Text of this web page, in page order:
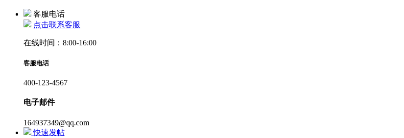
客服电话
点击联系客服
在线时间：8:00-16:00
客服电话
400-123-4567
电子邮件
164937349@qq.com
快速发帖